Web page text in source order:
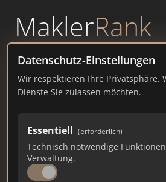
MaklerRank
powered byWAVEPOINT
Datenschutz-Einstellungen
Wir respektieren Ihre Privatsphäre.
Dienste Sie zulassen möchten.
Essentiell (erforderlich)
Technisch notwendige
Verwaltung.
– Ranking
NORDRHEIN-WESTFALEN43.333
87 526